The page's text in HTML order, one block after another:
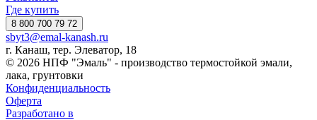
Где купить
8 800 700 79 72
sbyt3@emal-kanash.ru
г. Канаш, тер. Элеватор, 18
© 2026 НПФ "Эмаль" - производство термостойкой эмали,
лака, грунтовки
Конфиденциальность
Оферта
Разработано в